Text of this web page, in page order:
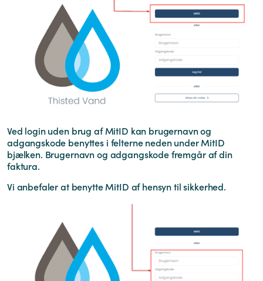
Ved login uden brug af MitID kan brugernavn og
adgangskode benyttes i felterne neden under MitID
bjælken. Brugernavn og adgangskode fremgår af din
faktura.
Vi anbefaler at benytte MitID af hensyn til sikkerhed.